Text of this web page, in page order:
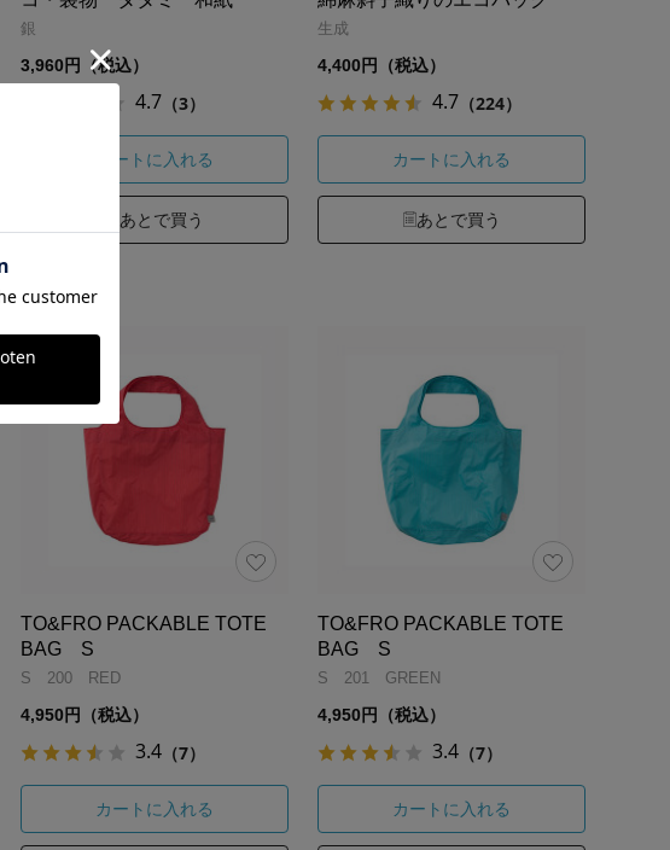
銀
3,960円（税込）
4.7 （3）
カートに入れる
あとで買う
生成
4,400円（税込）
4.7 （224）
カートに入れる
あとで買う
TO&FRO PACKABLE TOTE
BAG S
S 200 RED
4,950円（税込）
3.4 （7）
カートに入れる
TO&FRO PACKABLE TOTE
BAG S
S 201 GREEN
4,950円（税込）
3.4 （7）
カートに入れる